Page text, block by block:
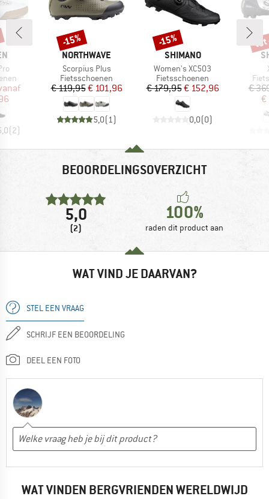
prijs
(2)
MERK
NORTHWAVE
Artikel
Scorpius Plus
Productgroep
Fietsschoenen
Prijs
€ 119,95Verlaagde prijs
€ 101,96
5,0(1)
Korting
-15%
MERK
SHIMANO
Artikel
Women's XC503
Productgroep
Fietsschoenen
Prijs
€ 179,95Verlaagde prijs
€ 152,96
0,0(0)
Korting
-15%
€
€
BEOORDELINGSOVERZICHT
5,0
(2)
100%
raden dit product aan
WAT VIND JE DAARVAN?
STEL EEN VRAAG
SCHRIJF EEN BEOORDELING
DEEL EEN FOTO
WAT VINDEN BERGVRIENDEN WERELDWIJD